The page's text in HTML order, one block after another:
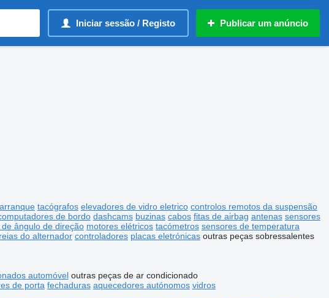
Iniciar sessão / Registo Publicar um anúncio
tacógrafos elevadores de vidro eletrico controlos remotos da suspensão
de bordo dashcams buzinas cabos fitas de airbag antenas sensores
ângulo de direção motores elétricos tacómetros sensores de temperatura
do alternador controladores placas eletrónicas outras peças sobressalentes
automóvel outras peças de ar condicionado
de porta fechaduras aquecedores autónomos vidros